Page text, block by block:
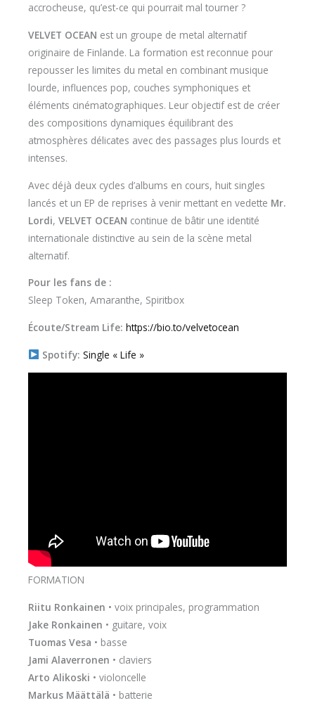
accrocheuse, qu’est-ce qui pourrait mal tourner ?
VELVET OCEAN est un groupe de metal alternatif
originaire de Finlande. La formation est reconnue pour
repousser les limites du metal en combinant musique
lourde, influences pop, couches symphoniques et
éléments cinématographiques. Leur objectif est de créer
des compositions dynamiques équilibrant des
atmosphères délicates avec des passages plus lourds et
intenses.
Avec déjà deux cycles d’albums en cours, huit singles
lancés et un EP de reprises à venir mettant en vedette Mr.
Lordi, VELVET OCEAN continue de bâtir une identité
internationale distinctive au sein de la scène metal
alternatif.
Pour les fans de :
Sleep Token, Amaranthe, Spiritbox
Écoute/Stream Life: https://bio.to/velvetocean
Spotify: Single « Life »
FORMATION
Riitu Ronkainen • voix principales, programmation
Jake Ronkainen • guitare, voix
Tuomas Vesa • basse
Jami Alaverronen • claviers
Arto Alikoski • violoncelle
Markus Määttälä • batterie